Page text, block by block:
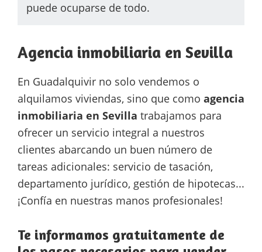
puede ocuparse de todo.
Agencia inmobiliaria en Sevilla
En Guadalquivir no solo vendemos o
alquilamos viviendas, sino que como agencia
inmobiliaria en Sevilla trabajamos para
ofrecer un servicio integral a nuestros
clientes abarcando un buen número de
tareas adicionales: servicio de tasación,
departamento jurídico, gestión de hipotecas...
¡Confía en nuestras manos profesionales!
Te informamos gratuitamente de